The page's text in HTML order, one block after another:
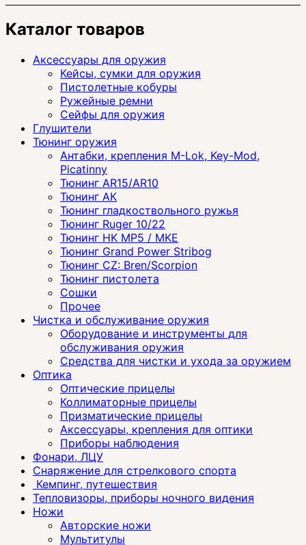
Каталог товаров
Аксессуары для оружия
Кейсы, сумки для оружия
Пистолетные кобуры
Ружейные ремни
Сейфы для оружия
Глушители
Тюнинг оружия
Антабки, крепления M-Lok, Key-Mod,
Picatinny
Тюнинг AR15/AR10
Тюнинг АК
Тюнинг гладкоствольного ружья
Тюнинг Ruger 10/22
Тюнинг HK MP5 / MKE
Тюнинг Grand Power Stribog
Тюнинг CZ: Bren/Scorpion
Тюнинг пистолета
Сошки
Прочее
Чистка и обслуживание оружия
Оборудование и инструменты для
обслуживания оружия
Средства для чистки и ухода за оружием
Оптика
Оптические прицелы
Коллиматорные прицелы
Призматические прицелы
Аксессуары, крепления для оптики
Приборы наблюдения
Фонари, ЛЦУ
Снаряжение для стрелкового спорта
Кемпинг, путешествия
Тепловизоры, приборы ночного видения
Ножи
Авторские ножи
Мультитулы